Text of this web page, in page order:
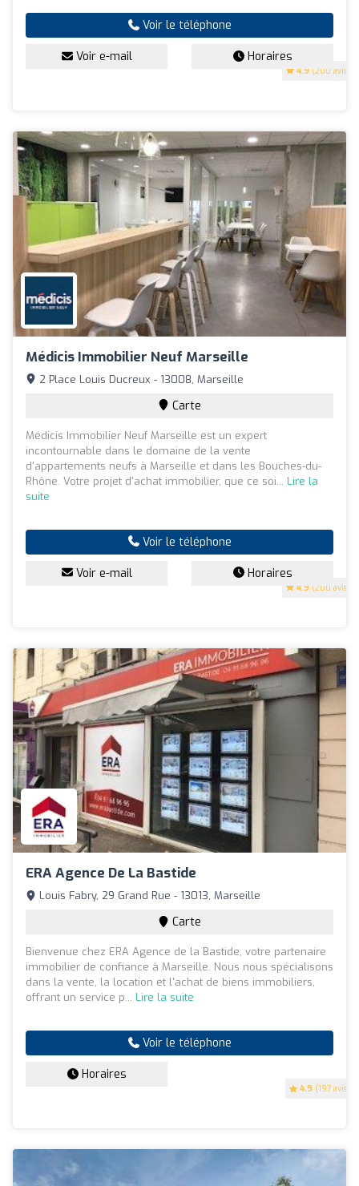
4.9 (200 avis)
Voir le téléphone
Voir e-mail Horaires
Médicis Immobilier Neuf Marseille
4.9 (200 avis)
2 Place Louis Ducreux - 13008, Marseille
Carte
Médicis Immobilier Neuf Marseille est un expert
incontournable dans le domaine de la vente
d'appartements neufs à Marseille et dans les Bouches-du-
Rhône. Votre projet d'achat immobilier, que ce soi... Lire la
suite
Voir le téléphone
Voir e-mail Horaires
ERA Agence De La Bastide
4.9 (197 avis)
Louis Fabry, 29 Grand Rue - 13013, Marseille
Carte
Bienvenue chez ERA Agence de la Bastide, votre partenaire
immobilier de confiance à Marseille. Nous nous spécialisons
dans la vente, la location et l'achat de biens immobiliers,
offrant un service p... Lire la suite
Voir le téléphone
Horaires